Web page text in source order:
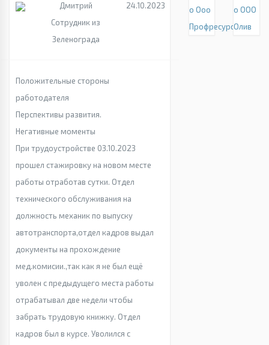
Дмитрий
Сотрудник из
Зеленограда
24.10.2023
Положительные стороны
работодателя
Перспективы развития.
Негативные моменты
При трудоустройстве 03.10.2023
прошел стажировку на новом месте
работы отработав сутки. Отдел
технического обслуживания на
должность механик по выпуску
автотранспорта,отдел кадров выдал
документы на прохождение
мед.комисии.,так как я не был ещё
уволен с предыдущего места работы
отрабатывал две недели чтобы
забрать трудовую книжку. Отдел
кадров был в курсе. Уволился с
о Ооо
Профресурс
о ООО
Олив